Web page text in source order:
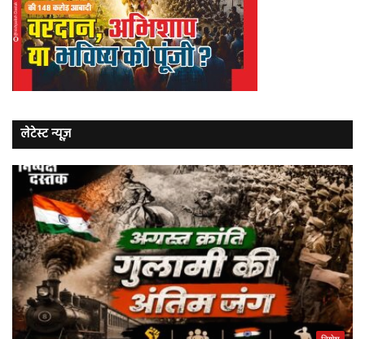
लेटेस्ट न्यूज़